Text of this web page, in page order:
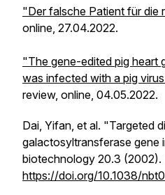
"Der falsche Patient für die
online, 27.04.2022.
"The gene-edited pig heart
was infected with a pig virus
review, online, 04.05.2022.
Dai, Yifan, et al. "Targeted
galactosyltransferase gene
biotechnology 20.3 (2002).
https://doi.org/10.1038/